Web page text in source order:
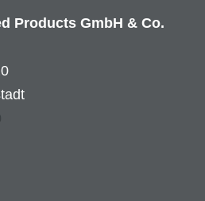
Products GmbH & Co.